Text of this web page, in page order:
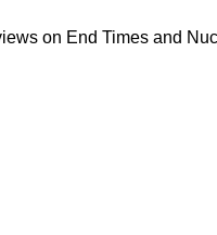
on End Times and